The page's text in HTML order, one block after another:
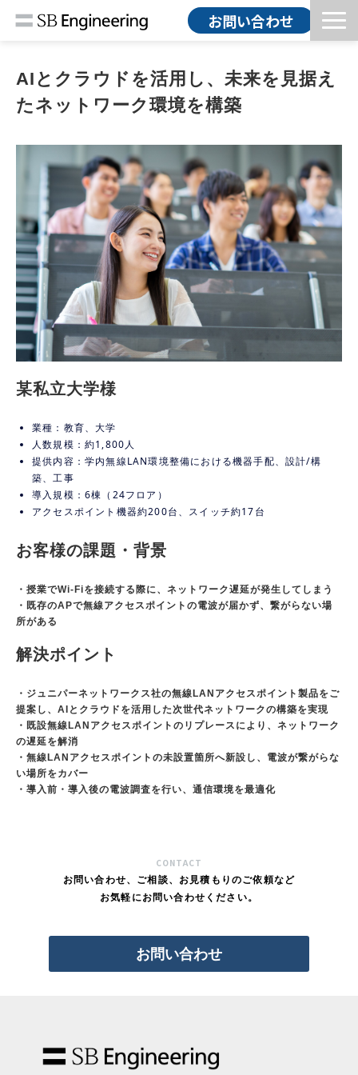
お問い合わせ
ソリューション
導入事例
コラム
お知らせ
会社情報
採用情報
AIとクラウドを活用し、未来を見据え
たネットワーク環境を構築
某私立大学様
業種：教育、大学
人数規模：約1,800人
提供内容：学内無線LAN環境整備における機器手配、設計/構
築、工事
導入規模：6棟（24フロア）
アクセスポイント機器約200台、スイッチ約17台
お客様の課題・背景
・授業でWi-Fiを接続する際に、ネットワーク遅延が発生してしまう
・既存のAPで無線アクセスポイントの電波が届かず、繋がらない場
所がある
解決ポイント
・ジュニパーネットワークス社の無線LANアクセスポイント製品をご
提案し、AIとクラウドを活用した次世代ネットワークの構築を実現
・既設無線LANアクセスポイントのリプレースにより、ネットワーク
の遅延を解消
・無線LANアクセスポイントの未設置箇所へ新設し、電波が繋がらな
い場所をカバー
・導入前・導入後の電波調査を行い、通信環境を最適化
CONTACT
お問い合わせ、ご相談、お見積もりのご依頼など
お気軽にお問い合わせください。
お問い合わせ